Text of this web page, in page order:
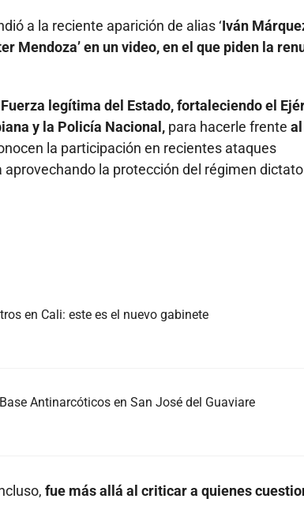
a la reciente aparición de alias ‘Iván
Mendoza’ en un video, en el que piden la
Fuerza legítima del Estado, fortaleciendo el
y la Policía Nacional, para hacerle frente al
la participación en recientes ataques
la protección del régimen
en Cali: este es el nuevo gabinete
Antinarcóticos en San José del Guaviare
fue más allá al criticar a quienes